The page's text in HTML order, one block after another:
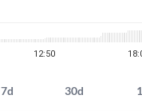
7d 30d